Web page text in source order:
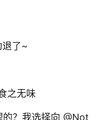
了~
之无味
？我选择向 @Not